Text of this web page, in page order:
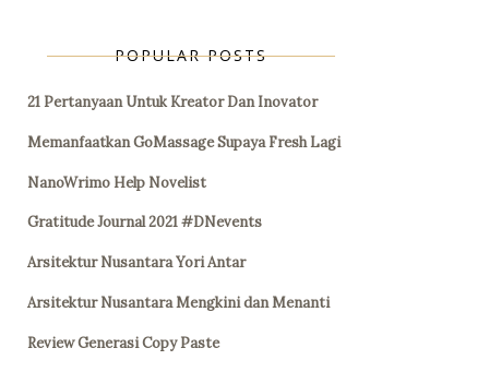
POPULAR POSTS
21 Pertanyaan Untuk Kreator Dan Inovator
Memanfaatkan GoMassage Supaya Fresh Lagi
NanoWrimo Help Novelist
Gratitude Journal 2021 #DNevents
Arsitektur Nusantara Yori Antar
Arsitektur Nusantara Mengkini dan Menanti
Review Generasi Copy Paste